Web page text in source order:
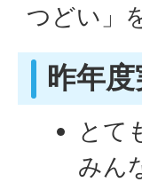
つどい」
昨年
とて
みん